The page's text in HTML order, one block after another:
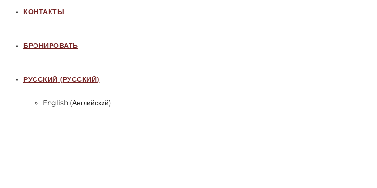
КОНТАКТЫ
БРОНИРОВАТЬ
РУССКИЙ (РУССКИЙ)
English (Английский)